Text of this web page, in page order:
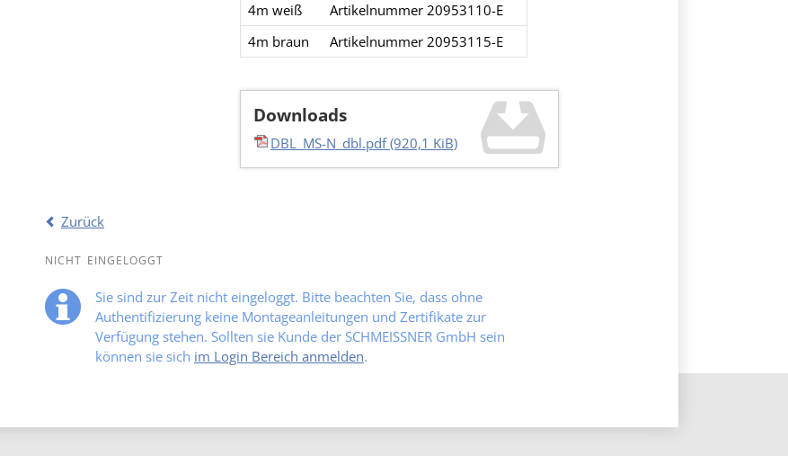
4m weiß
Artikelnummer 20953110-E
4m braun
Artikelnummer 20953115-E
Downloads
DBL_MS-N_dbl.pdf(920,1 KiB)
Zurück
NICHT EINGELOGGT
Sie sind zur Zeit nicht eingeloggt. Bitte beachten Sie, dass ohne
Authentifizierung keine Montageanleitungen und Zertifikate zur
Verfügung stehen. Sollten sie Kunde der SCHMEISSNER GmbH sein
können sie sich im Login Bereich anmelden.